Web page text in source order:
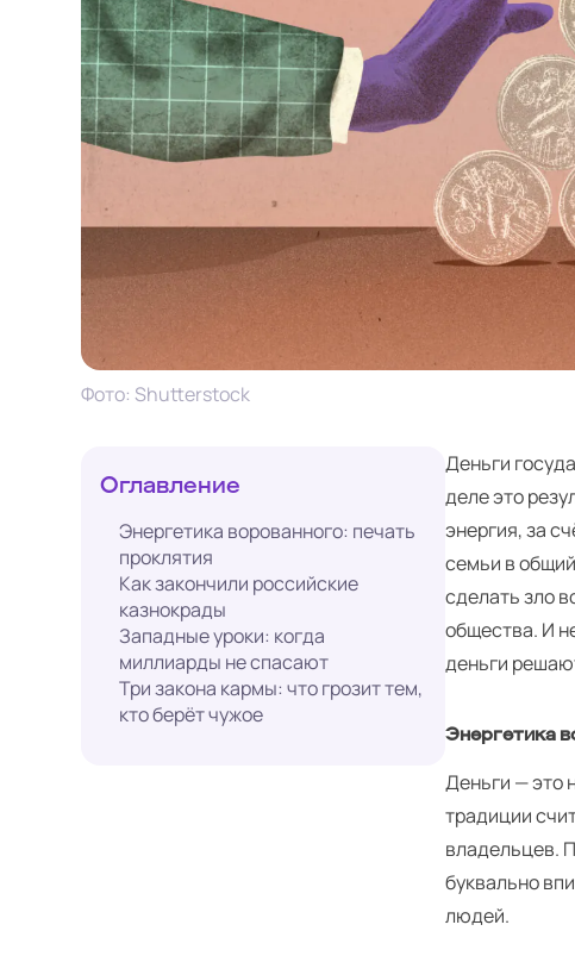
Фото: Shutterstock
Оглавление
Энергетика ворованного: печать
проклятия
Как закончили российские
казнокрады
Западные уроки: когда
миллиарды не спасают
Три закона кармы: что грозит тем,
кто берёт чужое
Деньги
деле это
энергия, за
семьи в
сделать зло
общества. И
деньги
Энергетика
Деньги — это
традиции
владельцев.
буквально
людей.